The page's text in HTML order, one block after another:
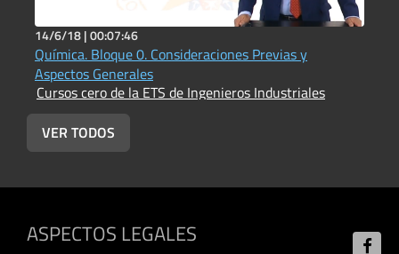
14/6/18 |00:07:46
Química. Bloque 0. Consideraciones Previas y
Aspectos Generales
Cursos cero de la ETS de Ingenieros Industriales
VER TODOS
ASPECTOS LEGALES